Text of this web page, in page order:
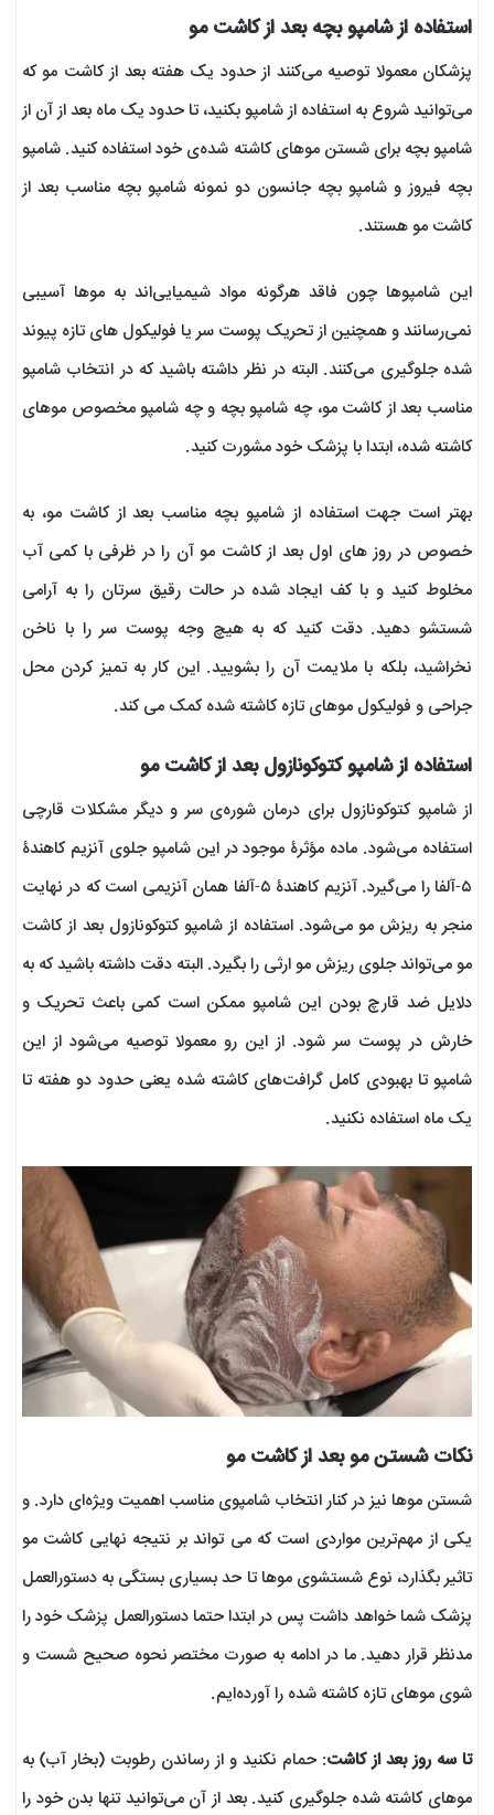
استفاده از شامپو بچه بعد از کاشت مو
پزشکان معمولا توصیه می‌کنند از حدود یک هفته بعد از کاشت مو که
می‌توانید شروع به استفاده از شامپو بکنید، تا حدود یک ماه بعد از آن از
شامپو بچه برای شستن موهای کاشته شده‌ی خود استفاده کنید. شامپو
بچه فیروز و شامپو بچه جانسون دو نمونه شامپو بچه مناسب بعد از
کاشت مو هستند.
این شامپوها چون فاقد هرگونه مواد شیمیایی‌اند به موها آسیبی
نمی‌رسانند و همچنین از تحریک پوست سر یا فولیکول های تازه پیوند
شده جلوگیری می‌کنند. البته در نظر داشته باشید که در انتخاب شامپو
مناسب بعد از کاشت مو، چه شامپو بچه و چه شامپو مخصوص موهای
کاشته شده،‌ ابتدا با پزشک خود مشورت کنید.
بهتر است جهت استفاده از شامپو بچه مناسب بعد از کاشت مو، به
خصوص در روز های اول بعد از کاشت مو آن را در ظرفی با کمی آب
مخلوط کنید و با کف ایجاد شده در حالت رقیق سرتان را به آرامی
شستشو دهید. دقت کنید که به هیچ وجه پوست سر را با ناخن
نخراشید، بلکه با ملایمت آن را بشویید. این کار به تمیز کردن محل
جراحی و فولیکول موهای تازه کاشته شده کمک می کند.
استفاده از شامپو کتوکونازول بعد از کاشت مو
از شامپو کتوکونازول برای درمان شوره‌ی سر و دیگر مشکلات قارچی
استفاده می‌شود. ماده مؤثرۀ موجود در این شامپو جلوی آنزیم کاهندۀ
۵-آلفا را می‌گیرد. آنزیم کاهندۀ ۵-آلفا همان آنزیمی است که در نهایت
منجر به ریزش مو می‌شود. استفاده از شامپو کتوکونازول بعد از کاشت
مو می‌تواند جلوی ریزش مو ارثی را بگیرد. البته دقت داشته باشید که به
دلایل ضد قارچ بودن این شامپو ممکن است کمی باعث تحریک و
خارش در پوست سر شود. از این رو معمولا توصیه می‌شود از این
شامپو تا بهبودی کامل گرافت‌های کاشته شده یعنی حدود دو هفته تا
یک ماه استفاده نکنید.
نکات شستن مو بعد از کاشت مو
شستن موها نیز در کنار انتخاب شامپوی مناسب اهمیت ویژه‌ای دارد. و
یکی از مهم‌ترین مواردی است که می تواند بر نتیجه نهایی کاشت مو
تاثیر بگذارد، نوع شستشوی موها تا حد بسیاری بستگی به دستورالعمل
پزشک شما خواهد داشت پس در ابتدا حتما دستورالعمل پزشک خود را
مدنظر قرار دهید. ما در ادامه به صورت مختصر نحوه صحیح شست و
شوی موهای تازه کاشته شده را آورده‌ایم.
تا سه روز بعد از کاشت: حمام نکنید و از رساندن رطوبت (بخار آب) به
موهای کاشته شده جلوگیری کنید. بعد از آن می‌توانید تنها بدن خود را